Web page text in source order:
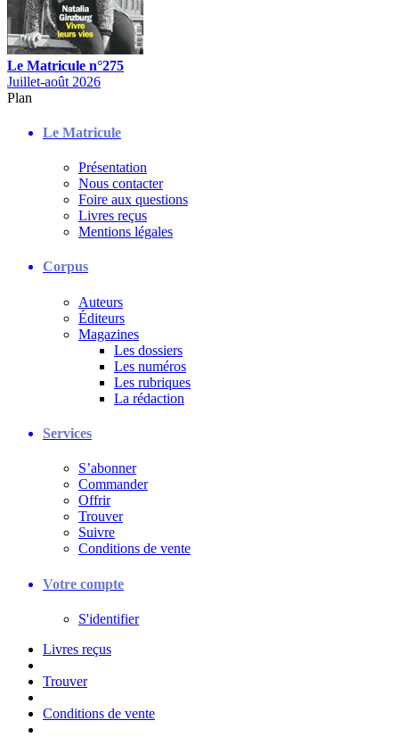
Le Matricule n°275
Juillet-août 2026
Plan
Le Matricule
Présentation
Nous contacter
Foire aux questions
Livres reçus
Mentions légales
Corpus
Auteurs
Éditeurs
Magazines
Les dossiers
Les numéros
Les rubriques
La rédaction
Services
S’abonner
Commander
Offrir
Trouver
Suivre
Conditions de vente
Votre compte
S'identifier
Livres reçus
Trouver
Conditions de vente